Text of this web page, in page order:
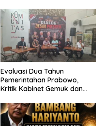
Evaluasi Dua Tahun
Pemerintahan Prabowo,
Kritik Kabinet Gemuk dan
Mengemuka